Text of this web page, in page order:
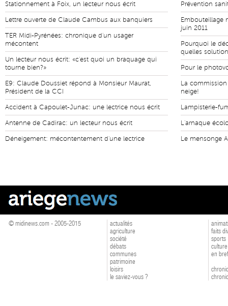
Stationnement à Foix, un lecteur nous écrit
Lettre ouverte de Claude Cambus aux banquiers
TER Midi-Pyrénées: chronique d'un usager
mécontent
Un lecteur nous écrit: «c'est quoi un braquage qui
tourne bien?»
E9: Claude Doussiet répond à Monsieur Maurat,
Président de la CCI
Accident à Capoulet-Junac: une lectrice nous écrit
Antenne de Cadirac: un lecteur nous écrit
Déneigement: mécontentement d'une lectrice
Prévention
Embouteillage
juin 2011
Pourquoi le
quelles
Pour le
La
neige!
Lampisterie-
L'arnaque
Le mensonge
© midinews.com - 2005-2015
actualités
agriculture
société
débats
communes
patrimoine
loisirs
le saviez-vous ?
faits
sports
culture
en bref